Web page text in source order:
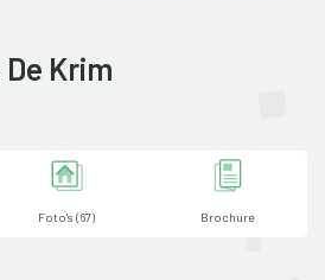
De Krim
Foto's (67) Brochure